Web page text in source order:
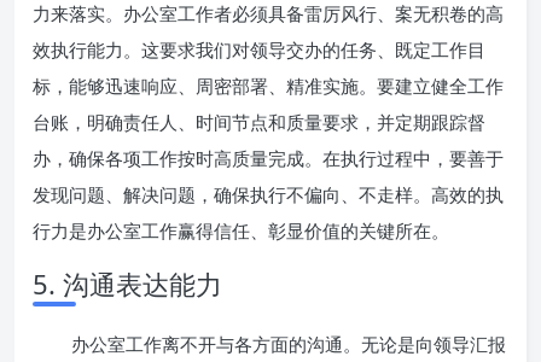
力来落实。办公室工作者必须具备雷厉风行、案无积卷的高
效执行能力。这要求我们对领导交办的任务、既定工作目
标，能够迅速响应、周密部署、精准实施。要建立健全工作
台账，明确责任人、时间节点和质量要求，并定期跟踪督
办，确保各项工作按时高质量完成。在执行过程中，要善于
发现问题、解决问题，确保执行不偏向、不走样。高效的执
行力是办公室工作赢得信任、彰显价值的关键所在。
5. 沟通表达能力
办公室工作离不开与各方面的沟通。无论是向领导汇报